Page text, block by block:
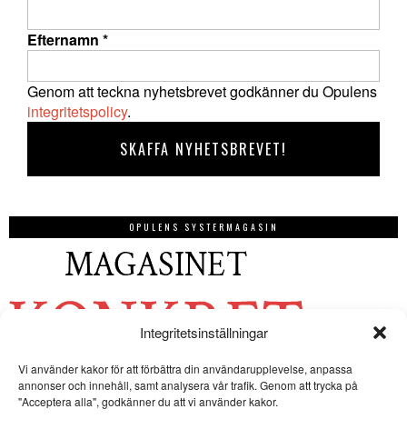
Integritetsinställningar
Vi använder kakor för att förbättra din användarupplevelse, anpassa
annonser och innehåll, samt analysera vår trafik. Genom att trycka på
"Acceptera alla", godkänner du att vi använder kakor.
Efternamn *
Genom att teckna nyhetsbrevet godkänner du Opulens
integritetspolicy.
OPULENS SYSTERMAGASIN